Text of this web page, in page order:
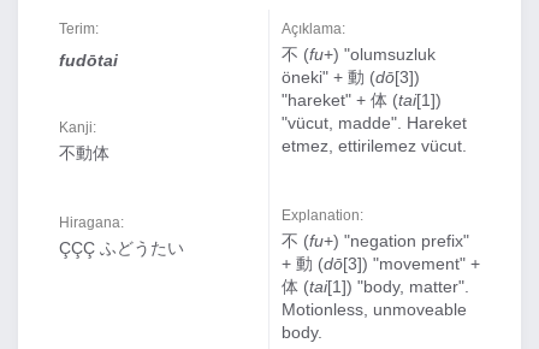
Terim:
fudōtai
Kanji:
不動体
Hiragana:
ÇÇÇ ふどうたい
Açıklama:
不 (fu+) "olumsuzluk
öneki" + 動 (dō[3])
"hareket" + 体 (tai[1])
"vücut, madde". Hareket
etmez, ettirilemez vücut.
Explanation:
不 (fu+) "negation prefix"
+ 動 (dō[3]) "movement" +
体 (tai[1]) "body, matter".
Motionless, unmoveable
body.